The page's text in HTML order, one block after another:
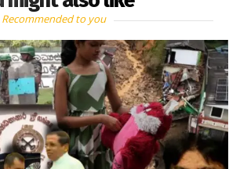
Recommended to you